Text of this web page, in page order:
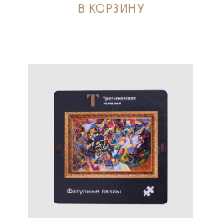
В КОРЗИНУ